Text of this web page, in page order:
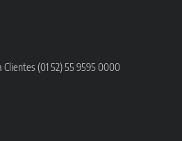
(01 52) 55 9595 0000